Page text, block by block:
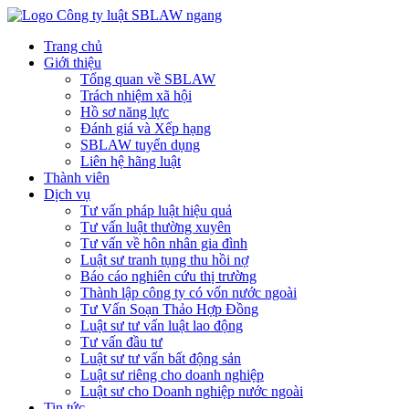
Trang chủ
Giới thiệu
Tổng quan về SBLAW
Trách nhiệm xã hội
Hồ sơ năng lực
Đánh giá và Xếp hạng
SBLAW tuyển dụng
Liên hệ hãng luật
Thành viên
Dịch vụ
Tư vấn pháp luật hiệu quả
Tư vấn luật thường xuyên
Tư vấn về hôn nhân gia đình
Luật sư tranh tụng thu hồi nợ
Báo cáo nghiên cứu thị trường
Thành lập công ty có vốn nước ngoài
Tư Vấn Soạn Thảo Hợp Đồng
Luật sư tư vấn luật lao động
Tư vấn đầu tư
Luật sư tư vấn bất động sản
Luật sư riêng cho doanh nghiệp
Luật sư cho Doanh nghiệp nước ngoài